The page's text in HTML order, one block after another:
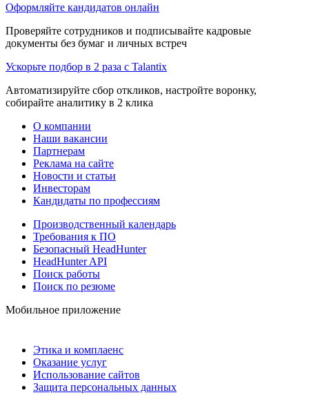
Оформляйте кандидатов онлайн
Проверяйте сотрудников и подписывайте кадровые
документы без бумаг и личных встреч
Ускорьте подбор в 2 раза с Talantix
Автоматизируйте сбор откликов, настройте воронку,
собирайте аналитику в 2 клика
О компании
Наши вакансии
Партнерам
Реклама на сайте
Новости и статьи
Инвесторам
Кандидаты по профессиям
Производственный календарь
Требования к ПО
Безопасный HeadHunter
HeadHunter API
Поиск работы
Поиск по резюме
Мобильное приложение
Этика и комплаенс
Оказание услуг
Использование сайтов
Защита персональных данных